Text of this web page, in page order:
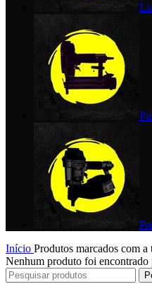
Início Produtos marcados com
Nenhum produto foi encontrado